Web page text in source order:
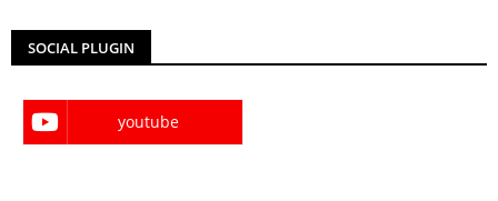
SOCIAL PLUGIN
youtube